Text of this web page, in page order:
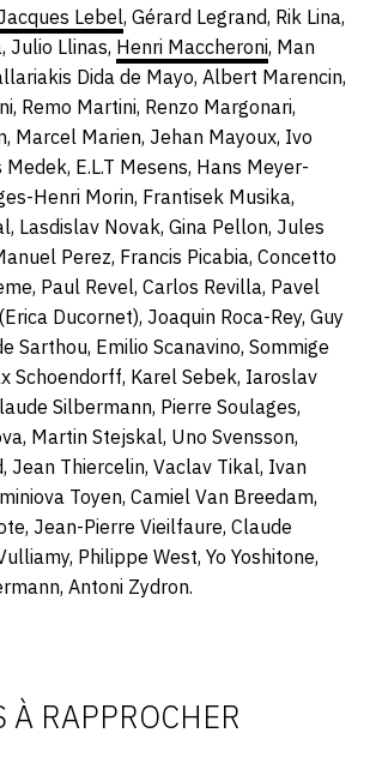
Lebel, Gérard Legrand, Rik Lina,
Julio Llinas, Henri Maccheroni, Man
Dida de Mayo, Albert Marencin,
Remo Martini, Renzo Margonari,
Marcel Marien, Jehan Mayoux, Ivo
E.L.T Mesens, Hans Meyer-
Henri Morin, Frantisek Musika,
Lasdislav Novak, Gina Pellon, Jules
Perez, Francis Picabia, Concetto
Paul Revel, Carlos Revilla, Pavel
Ducornet), Joaquin Roca-Rey, Guy
Sarthou, Emilio Scanavino, Sommige
Schoendorff, Karel Sebek, Iaroslav
Silbermann, Pierre Soulages,
Martin Stejskal, Uno Svensson,
Jean Thiercelin, Vaclav Tikal, Ivan
Toyen, Camiel Van Breedam,
Jean-Pierre Vieilfaure, Claude
Philippe West, Yo Yoshitone,
Antoni Zydron.
À RAPPROCHER